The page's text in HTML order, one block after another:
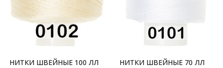
НИТКИ ШВЕЙНЫЕ 100 ЛЛ
НИТКИ ШВЕЙНЫЕ 70 ЛЛ